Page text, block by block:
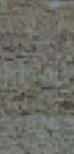
PRODUKTY
PODNOŚNIKI